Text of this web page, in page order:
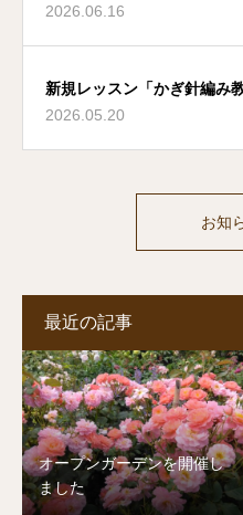
2026.06.16
新規レッスン「かぎ針編み
う」のご案内
2026.05.20
お知
最近の記事
オープンガーデンを開催し
ました